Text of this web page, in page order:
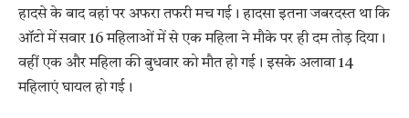
हादसे के बाद वहां पर अफरा तफरी मच गई। हादसा इतना जबरदस्त था कि
ऑटो में सवार 16 महिलाओं में से एक महिला ने मौके पर ही दम तोड़ दिया।
वहीं एक और महिला की बुधवार को मौत हो गई। इसके अलावा 14
महिलाएं घायल हो गई।